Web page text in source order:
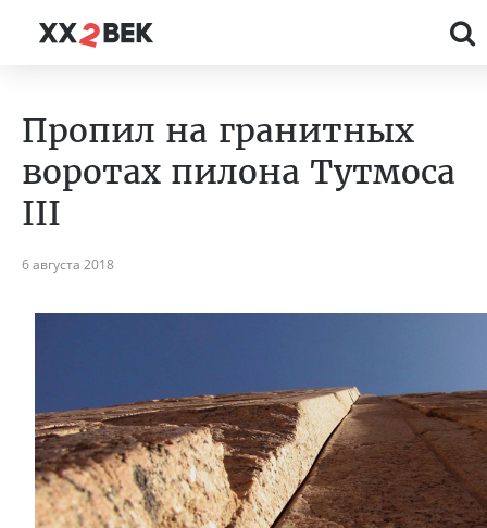
Пропил на гранитных
воротах пилона Тутмоса
III
6 августа 2018